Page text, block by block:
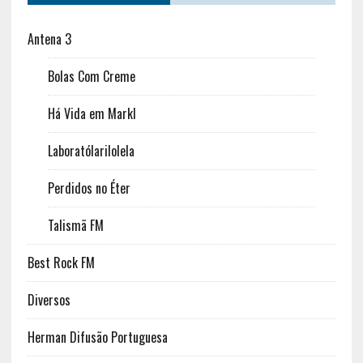
Antena 3
Bolas Com Creme
Há Vida em Markl
Laboratólarilolela
Perdidos no Éter
Talismã FM
Best Rock FM
Diversos
Herman Difusão Portuguesa